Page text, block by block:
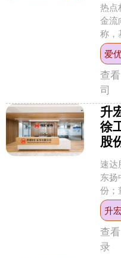
热点
金流
称，
戏的
从爱
查看
司
升
徐
股
速达
东扬
份；
不超
升
查看
录